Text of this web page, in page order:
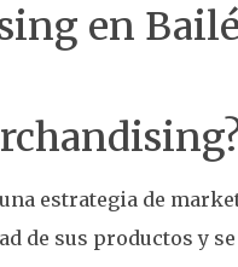
en
estrategia de
de sus productos y